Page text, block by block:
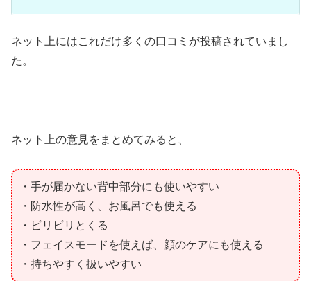
ネット上にはこれだけ多くの口コミが投稿されていまし
た。
ネット上の意見をまとめてみると、
・手が届かない背中部分にも使いやすい
・防水性が高く、お風呂でも使える
・ビリビリとくる
・フェイスモードを使えば、顔のケアにも使える
・持ちやすく扱いやすい